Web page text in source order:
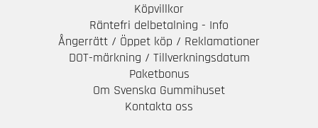
Köpvillkor
Räntefri delbetalning - Info
Ångerrätt / Öppet köp / Reklamationer
DOT-märkning / Tillverkningsdatum
Paketbonus
Om Svenska Gummihuset
Kontakta oss